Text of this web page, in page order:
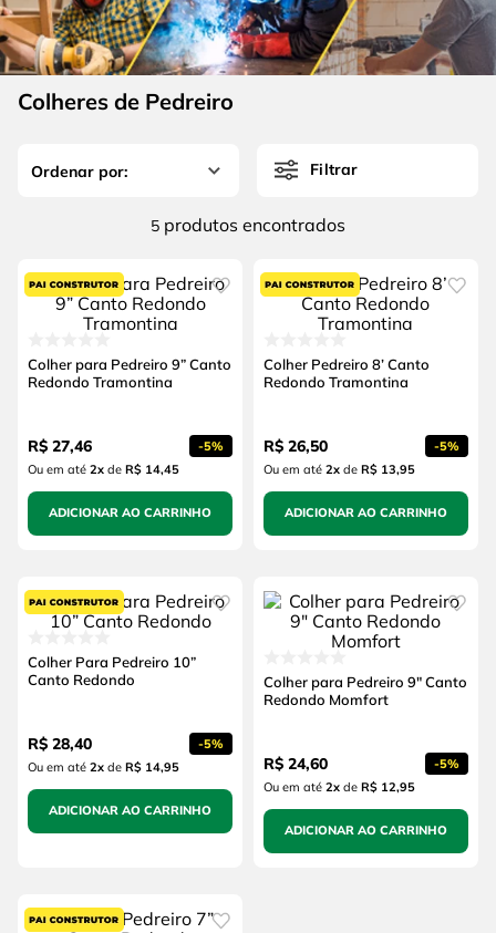
Colheres de Pedreiro
Filtrar
5 produtos
Colher para Pedreiro 9” Canto
Redondo Tramontina
R$ 27,46 -5%
Ou em até 2xde R$ 14,45
ADICIONAR AO CARRINHO
Colher Pedreiro 8’ Canto
Redondo Tramontina
R$ 26,50 -5%
Ou em até 2xde R$ 13,95
ADICIONAR AO CARRINHO
Colher Para Pedreiro 10”
Canto Redondo
R$ 28,40 -5%
Ou em até 2xde R$ 14,95
ADICIONAR AO CARRINHO
Colher para Pedreiro 9" Canto
Redondo Momfort
R$ 24,60 -5%
Ou em até 2xde R$ 12,95
ADICIONAR AO CARRINHO
6º fio
7º chave impacto
8º disco corte
serra copo
4 º escada
5º serra circular
º fio
disco corte